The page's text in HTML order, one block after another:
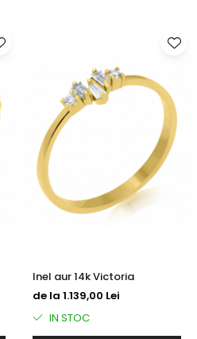
Inel aur 14k Victoria
de la 1.139,00 Lei
IN STOC